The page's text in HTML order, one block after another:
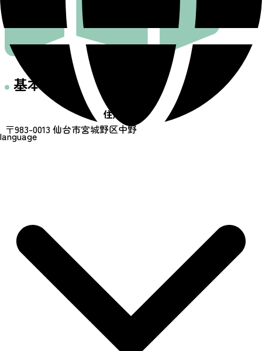
language
基本情報
住所
〒983-0013 仙台市宮城野区中野